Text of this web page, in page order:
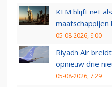
KLM blijft net
maatschappijen
05-08-2026, 9:00
Riyadh Air
opnieuw drie
05-08-2026, 7:29